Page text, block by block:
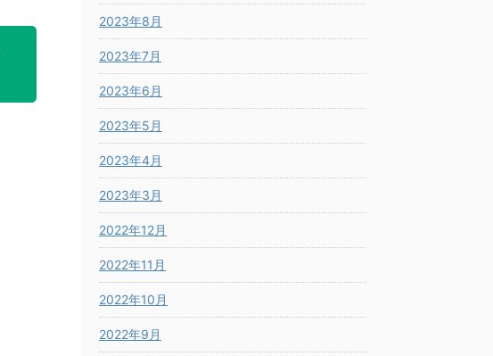
2023年8月
2023年7月
2023年6月
2023年5月
2023年4月
2023年3月
2022年12月
2022年11月
2022年10月
2022年9月